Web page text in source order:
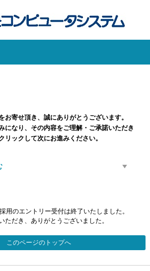
お寄せ頂き、誠にありがとうございます。
になり、その内容をご理解・ご承諾いただき
リックして次にお進みください。
用のエントリー受付は終了いたしました。
ただき、ありがとうございました。
このページのトップへ